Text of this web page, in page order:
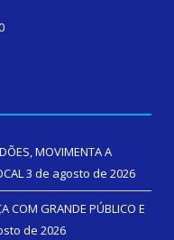
MOVIMENTA A
3 de agosto de 2026
COM GRANDE PÚBLICO E
de 2026